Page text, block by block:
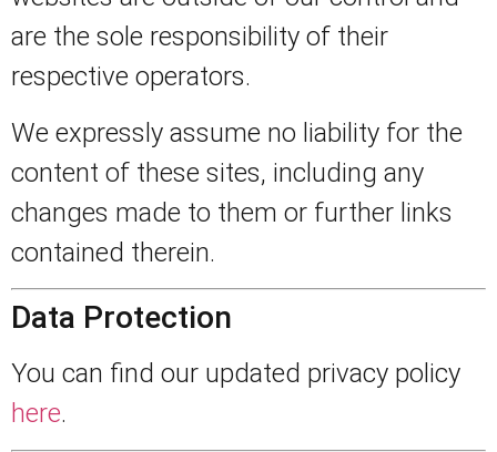
are the sole responsibility of their
respective operators.
We expressly assume no liability for the
content of these sites, including any
changes made to them or further links
contained therein.
Data Protection
You can find our updated privacy policy
here.